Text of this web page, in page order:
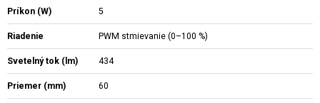
Príkon (W) 5
Riadenie PWM stmievanie (0–100 %)
Svetelný tok (lm) 434
Priemer (mm) 60